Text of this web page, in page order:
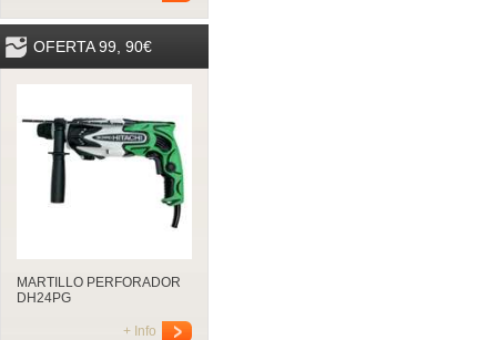
OFERTA 99, 90€
MARTILLO PERFORADOR
DH24PG
+ Info